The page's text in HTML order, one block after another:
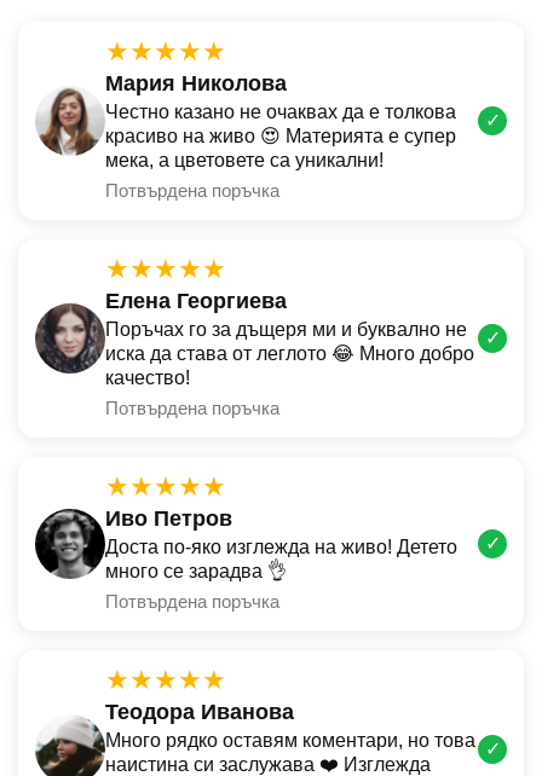
★★★★★
Мария Николова
Честно казано не очаквах да е толкова
красиво на живо 😍 Материята е супер
мека, а цветовете са уникални!
Потвърдена поръчка
✓
★★★★★
Елена Георгиева
Поръчах го за дъщеря ми и буквално не
иска да става от леглото 😂 Много добро
качество!
Потвърдена поръчка
✓
★★★★★
Иво Петров
Доста по-яко изглежда на живо! Детето
много се зарадва 👌
Потвърдена поръчка
✓
★★★★★
Теодора Иванова
Много рядко оставям коментари, но това
наистина си заслужава ❤️ Изглежда
✓